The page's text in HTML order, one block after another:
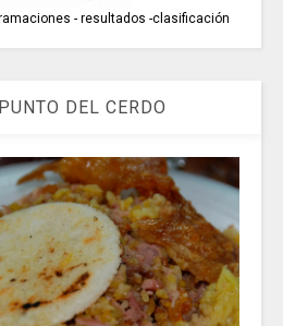
- resultados -clasificación
DEL CERDO